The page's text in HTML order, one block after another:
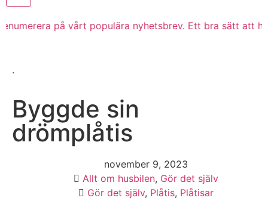
på vårt populära nyhetsbrev. Ett bra sätt att ha
.
Byggde sin
drömplåtis
november 9, 2023
Allt om husbilen, Gör det själv
Gör det själv, Plåtis, Plåtisar